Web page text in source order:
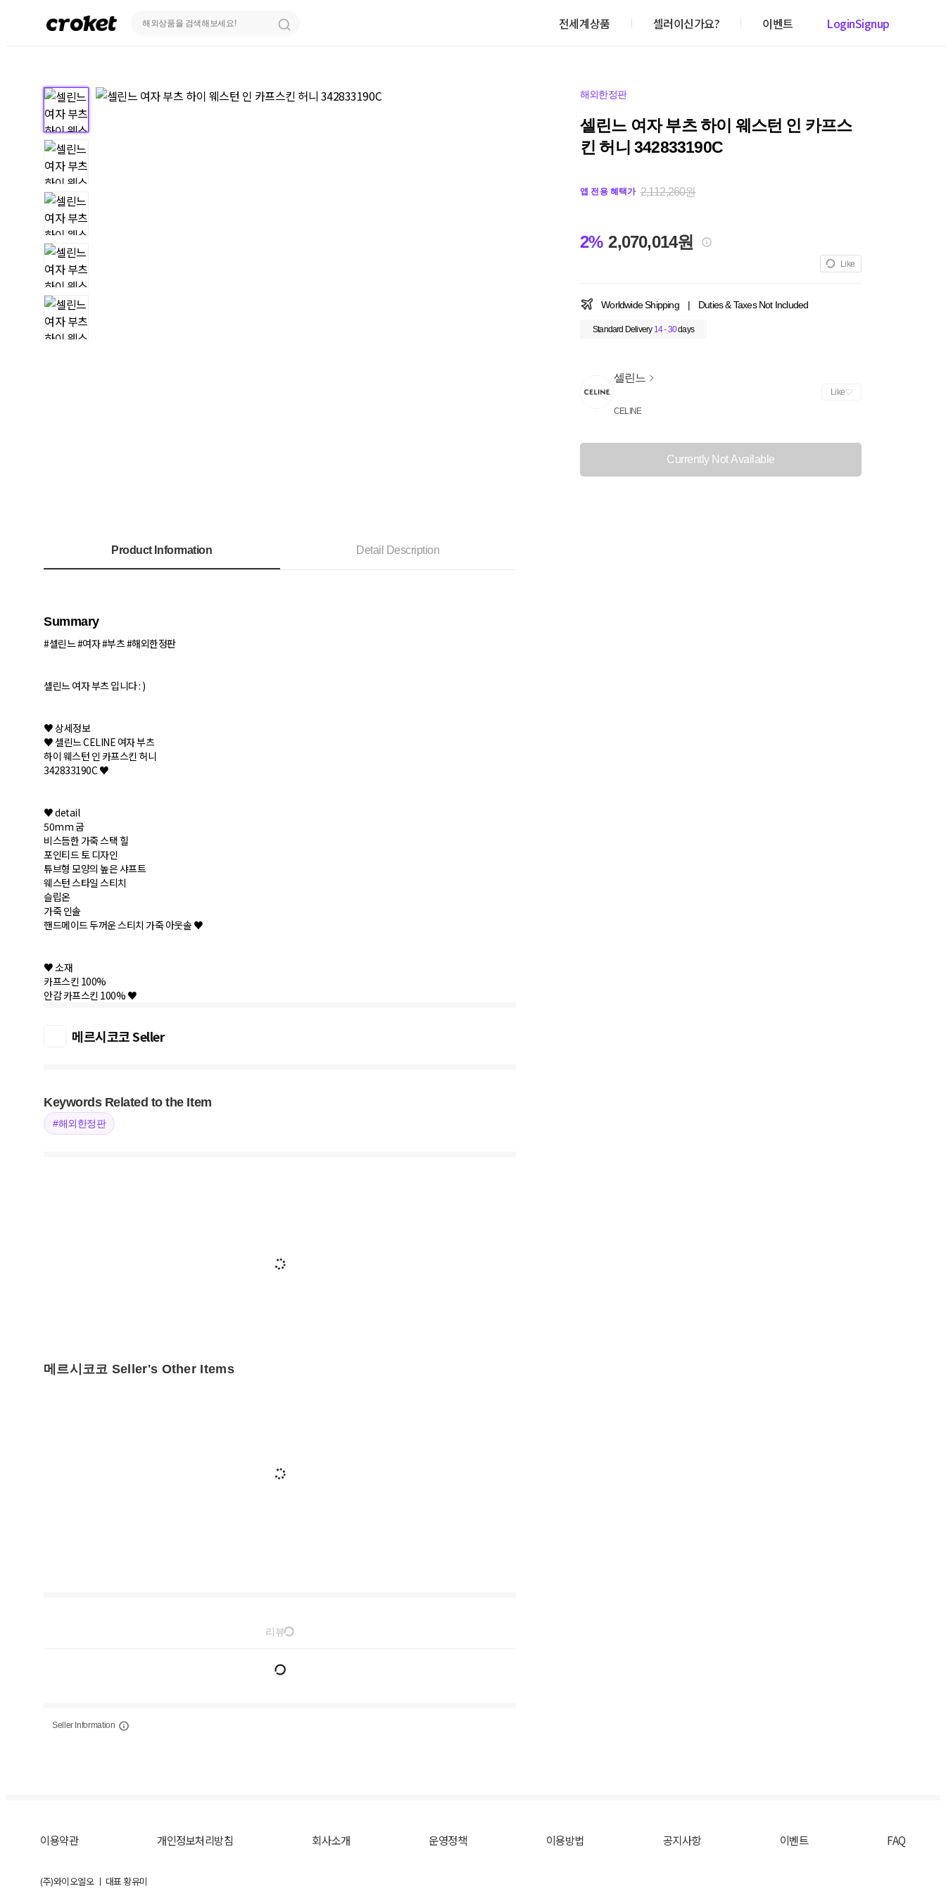
전세계상품 셀러이신가요? 이벤트 LoginSignup
해외한정판
셀린느 여자 부츠 하이 웨스턴 인 카프스
킨 허니 342833190C
앱 전용 혜택가 2,112,260원
2% 2,070,014원
Like
Worldwide Shipping | Duties & Taxes Not Included
Standard Delivery 14 - 30days
셀린느
CELINE
Like
Currently Not Available
Product Information Detail Description
Summary
#셀린느 #여자 #부츠 #해외한정판
셀린느 여자 부츠 입니다 : )
♥ 상세정보
♥ 셀린느 CELINE 여자 부츠
하이 웨스턴 인 카프스킨 허니
342833190C ♥
♥ detail
50mm 굽
비스듬한 가죽 스택 힐
포인티드 토 디자인
튜브형 모양의 높은 샤프트
웨스턴 스타일 스티치
슬립온
가죽 인솔
핸드메이드 두꺼운 스티치 가죽 아웃솔 ♥
♥ 소재
카프스킨 100%
안감 카프스킨 100% ♥
메르시코코 Seller
Keywords Related to the Item
#해외한정판
메르시코코 Seller's Other Items
리뷰
Seller Information
이용약관 개인정보처리방침 회사소개 운영정책 이용방법 공지사항 이벤트 FAQ
(주)와이오엘오 ㅣ 대표 황유미